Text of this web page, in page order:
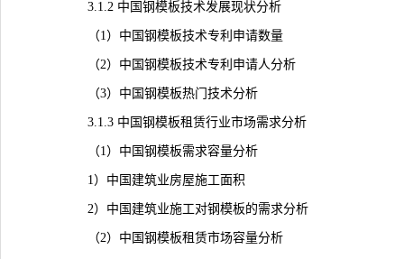
3.1.2 中国钢模板技术发展现状分析
（1）中国钢模板技术专利 申请数量
（2）中国钢模板技术专利申请人分析
（3）中国钢模板热门技术分析
3.1.3 中国钢模板租赁行业市场需求分析
（1）中国钢模板需求容量分析
1）中国建筑业房屋施工面积
2）中国建筑业施工对钢模板的需求分析
（2）中国钢模板租赁市场容量分析